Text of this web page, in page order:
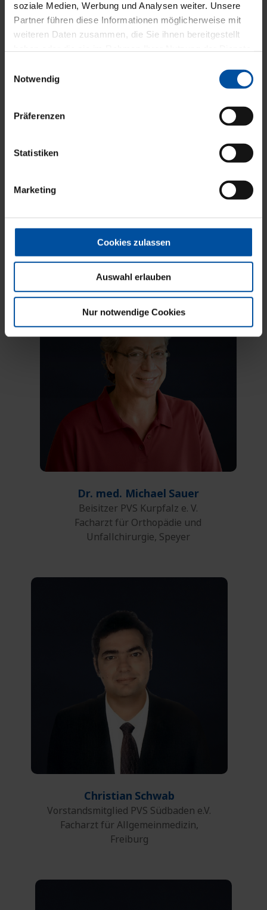
soziale Medien, Werbung und Analysen weiter. Unsere
Partner führen diese Informationen möglicherweise mit
weiteren Daten zusammen, die Sie ihnen bereitgestellt
Notwendig
Präferenzen
Statistiken
Marketing
Cookies zulassen
Auswahl erlauben
Nur notwendige Cookies
Telefon:
0621 164-208
2. Vorsitzende PVS Kurpfalz e. V.
Telefon:
0621 164-208
Fax:
0621 164-5208
E-Mail
Dr. med. Michael Sauer
Beisitzer PVS Kurpfalz e. V.
Facharzt für Orthopädie und
Unfallchirurgie, Speyer
0761 27132-00
0761 27132-45
E-Mail
Christian Schwab
Vorstandsmitglied PVS Südbaden e.V.
Facharzt für Allgemeinmedizin,
Freiburg